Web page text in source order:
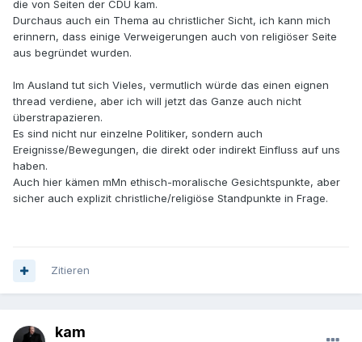
die von Seiten der CDU kam.
Durchaus auch ein Thema au christlicher Sicht, ich kann mich
erinnern, dass einige Verweigerungen auch von religiöser Seite
aus begründet wurden.
Im Ausland tut sich Vieles, vermutlich würde das einen eignen
thread verdiene, aber ich will jetzt das Ganze auch nicht
überstrapazieren.
Es sind nicht nur einzelne Politiker, sondern auch
Ereignisse/Bewegungen, die direkt oder indirekt Einfluss auf uns
haben.
Auch hier kämen mMn ethisch-moralische Gesichtspunkte, aber
sicher auch explizit christliche/religiöse Standpunkte in Frage.
Zitieren
kam